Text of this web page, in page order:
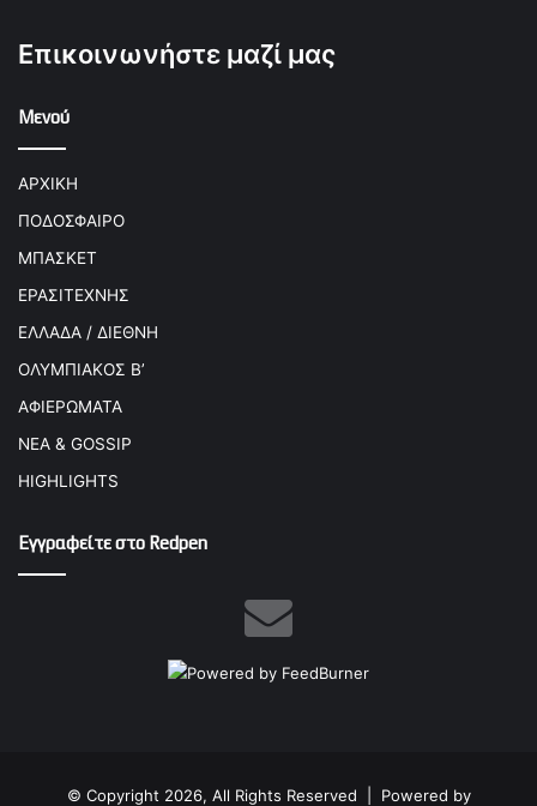
Επικοινωνήστε μαζί μας
Μενού
ΑΡΧΙΚΗ
ΠΟΔΟΣΦΑΙΡΟ
ΜΠΑΣΚΕΤ
ΕΡΑΣΙΤΕΧΝΗΣ
ΕΛΛΑΔΑ / ΔΙΕΘΝΗ
ΟΛΥΜΠΙΑΚΟΣ Β’
ΑΦΙΕΡΩΜΑΤΑ
ΝΕΑ & GOSSIP
HIGHLIGHTS
Εγγραφείτε στο Redpen
© Copyright 2026, All Rights Reserved | Powered by